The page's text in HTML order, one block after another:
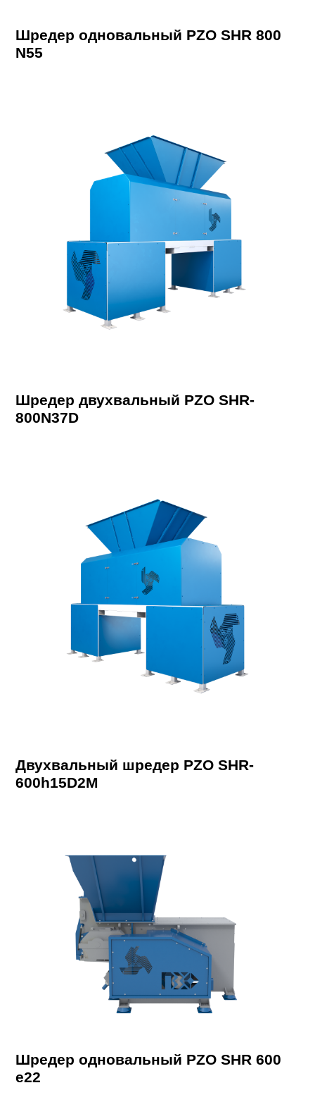
Шредер одновальный PZO SHR 800
N55
Шредер двухвальный PZO SHR-
800N37D
Двухвальный шредер PZO SHR-
600h15D2M
Шредер одновальный PZO SHR 600
e22